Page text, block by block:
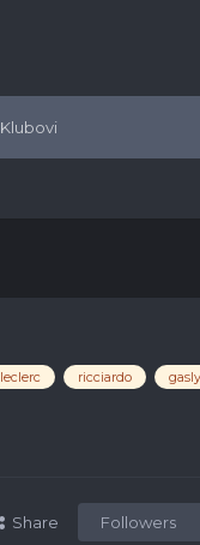
Klubovi
leclerc ricciardo
gasly
Share Followers